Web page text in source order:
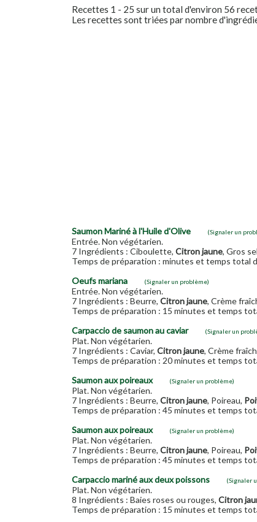
Recettes 1 - 25 sur un total d'environ 56
Les recettes sont triées par nombre
Saumon Mariné à l'Huile d'Olive (Signaler un
Entrée. Non végétarien.
7 Ingrédients : Ciboulette, Citron jaune, Gros
Temps de préparation : minutes et temps total
Oeufs mariana
(Signaler un problème)
Entrée. Non végétarien.
7 Ingrédients : Beurre, Citron jaune, Crème
Temps de préparation : 15 minutes et temps
Carpaccio de saumon au caviar
(Signaler un
Plat. Non végétarien.
7 Ingrédients : Caviar, Citron jaune, Crème
Temps de préparation : 20 minutes et temps
Saumon aux poireaux
(Signaler un problème)
Plat. Non végétarien.
7 Ingrédients : Beurre, Citron jaune, Poireau,
Temps de préparation : 45 minutes et temps
Saumon aux poireaux
(Signaler un problème)
Plat. Non végétarien.
7 Ingrédients : Beurre, Citron jaune, Poireau,
Temps de préparation : 45 minutes et temps
Carpaccio mariné aux deux poissons
(Signaler
Plat. Non végétarien.
8 Ingrédients : Baies roses ou rouges, Citron
Temps de préparation : 15 minutes et temps